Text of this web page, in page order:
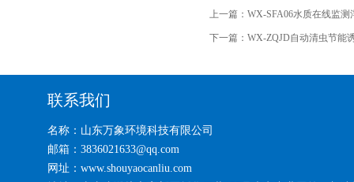
上一篇： WX-SFA06水质在线监测
下一篇： WX-ZQJD自动清虫节能
联系我们
名称：山东万象环境科技有限公司
邮箱：3836021633@qq.com
网址：www.shouyaocanliu.com